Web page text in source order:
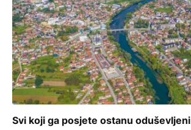
Svi koji ga posjete ostanu oduševljeni